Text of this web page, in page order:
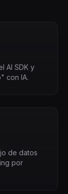
AI SDK y
con IA.
de datos
por